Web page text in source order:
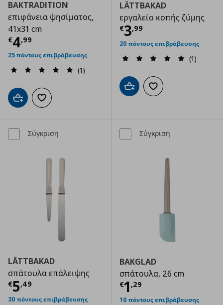
BAKTRADITION
επιφάνεια ψησίματος,
41x31 cm
€4,99
Τρέχουσα τιμή € 4,99
25 πόντους επιβράβευσης
(1)
Προσθήκη στο καλάθι
Προσθήκη στα αγαπημένα
LÄTTBAKAD
εργαλείο κοπής ζύμης
€3,99
Τρέχουσα
20 πόντους επιβράβευσης
(1)
Προσθήκη στο καλάθι
Προσθήκη στα
Σύγκριση
LÄTTBAKAD
σπάτουλα επάλειψης
€5,49
Τρέχουσα τιμή € 5,49
30 πόντους επιβράβευσης
Σύγκριση
BAKGLAD
σπάτουλα, 26 cm
€1 ,29
Τρέχουσα
10 πόντους επιβράβευσης